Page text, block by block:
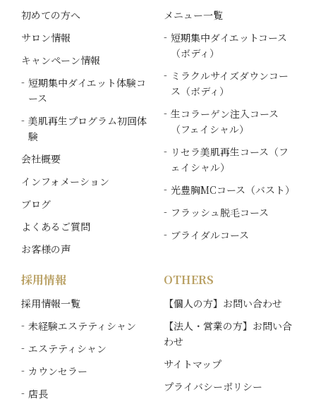
初めての方へ
サロン情報
キャンペーン情報
短期集中ダイエット体験コ
ース
美肌再生プログラム初回体
験
会社概要
インフォメーション
ブログ
よくあるご質問
お客様の声
メニュー一覧
短期集中ダイエットコース
（ボディ）
ミラクルサイズダウンコー
ス（ボディ）
生コラーゲン注入コース
（フェイシャル）
リセラ美肌再生コース（フ
ェイシャル）
光豊胸MCコース（バスト）
フラッシュ脱毛コース
ブライダルコース
採用情報
採用情報一覧
未経験エステティシャン
エステティシャン
カウンセラー
店長
OTHERS
【個人の方】お問い合わせ
【法人・営業の方】お問い合
わせ
サイトマップ
プライバシーポリシー